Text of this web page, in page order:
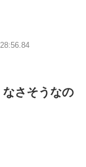
さそうなの